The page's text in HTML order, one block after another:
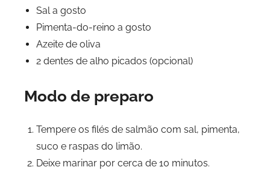
Sal a gosto
Pimenta-do-reino a gosto
Azeite de oliva
2 dentes de alho picados (opcional)
Modo de preparo
Tempere os filés de salmão com sal, pimenta,
suco e raspas do limão.
Deixe marinar por cerca de 10 minutos.